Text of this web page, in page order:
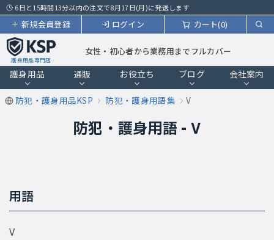
6日と15時間13分以内の注文で8月17日(月)に発送します
カート(0)
ログイン
新規会員登録
護身用品専門店
女性・初心者から業務用までフルカバー
護身用品 通販 お役立ち ブログ 会社案内
防犯・護身用品KSP 防犯・護身用語集 V
防犯・護身用語 - V
用語
V